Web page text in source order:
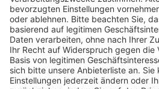
Schulungsangebot
BFV-Geschäftsstellen
Trainerbörse
Login SpielPlus